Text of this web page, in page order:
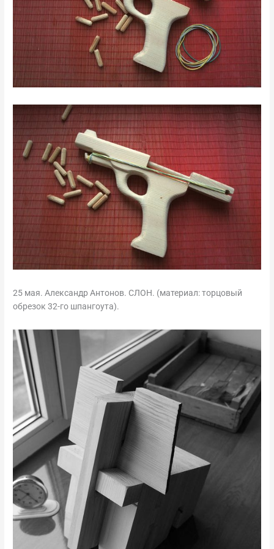
25 мая. Александр Антонов. СЛОН. (материал: торцовый
обрезок 32-го шпангоута).